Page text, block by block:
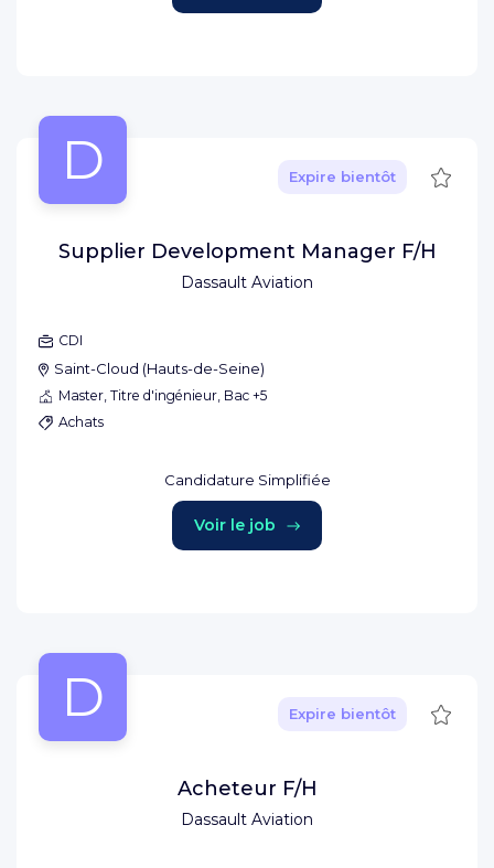
D
Dassault Aviation
Expire bientôt
Supplier Development Manager F/H
CDI
Saint-Cloud (Hauts-de-Seine)
Master, Titre d'ingénieur, Bac +5
Achats
Candidature Simplifiée
Voir le job
D
Dassault Aviation
Expire bientôt
Acheteur F/H